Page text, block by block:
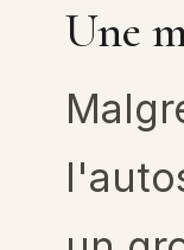
Une